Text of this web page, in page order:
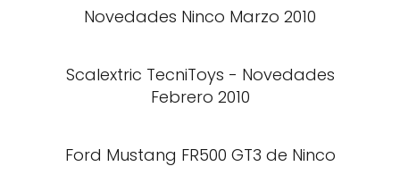
Novedades Ninco Marzo 2010
Scalextric TecniToys - Novedades
Febrero 2010
Ford Mustang FR500 GT3 de Ninco